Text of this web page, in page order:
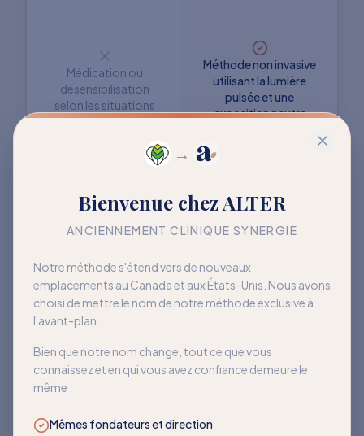
→
Bienvenue chez ALTER
ANCIENNEMENT CLINIQUE SYNERGIE
Notre méthode s'étend vers de nouveaux
emplacements au Canada et aux États-Unis. Nous avons
choisi de mettre le nom de notre méthode exclusive à
l'avant-plan.
Bien que notre nom change, tout ce que vous
connaissez et en qui vous avez confiance demeure le
même :
Mêmes fondateurs et direction
Médication ou
désensibilisation
selon les situations
Méthode non invasive
utilisant la lumière
pulsée et une
exposition neutre
Objectif : mieux vivre
avec la sensibilité
davantage de liberté